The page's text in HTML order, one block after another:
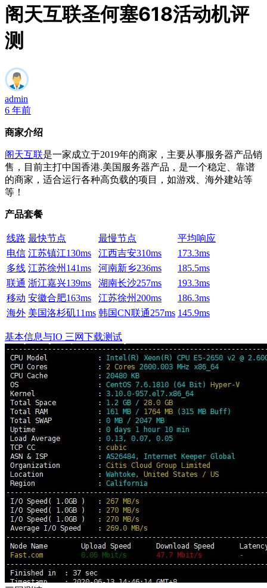
阁天互联圣何塞618活动机评
测
admin
6 年前
商家介绍
阁天互联是一家成立于2019年的商家，主要从事服务器产品销
售，目前主打中国香港.美国服务器产品，是一个稳定、靠谱
的商家，适合运行各种高负载的项目，如游戏、海外建站等
等！
产品套餐
线路 最快节点 最慢节点
平均响应
电信 江苏镇江130ms 江西吉安310ms
173.3ms
多线 江苏徐州 141ms 河南新乡236ms
185.5ms
联通 浙江嘉兴139ms 湖南长沙257ms
193.3ms
移动 安徽合肥163ms 江苏徐州 200ms
186.3ms
海外 美国洛杉矶11ms 韩国CN联通257ms 145.9ms
基本信息与IO 三网下载测试